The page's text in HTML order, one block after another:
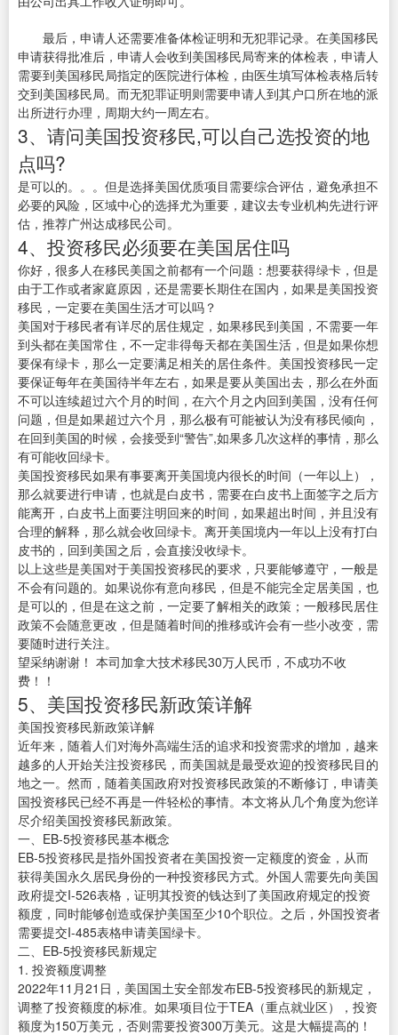
最后，申请人还需要准备体检证明和无犯罪记录。在美国移民
申请获得批准后，申请人会收到美国移民局寄来的体检表，申请人
需要到美国移民局指定的医院进行体检，由医生填写体检表格后转
交到美国移民局。而无犯罪证明则需要申请人到其户口所在地的派
出所进行办理，周期大约一周左右。
3、请问美国投资移民,可以自己选投资的地
点吗?
是可以的。。。但是选择美国优质项目需要综合评估，避免承担不
必要的风险，区域中心的选择尤为重要，建议去专业机构先进行评
估，推荐广州达成移民公司。
4、投资移民必须要在美国居住吗
你好，很多人在移民美国之前都有一个问题：想要获得绿卡，但是
由于工作或者家庭原因，还是需要长期住在国内，如果是美国投资
移民，一定要在美国生活才可以吗？
美国对于移民者有详尽的居住规定，如果移民到美国，不需要一年
到头都在美国常住，不一定非得每天都在美国生活，但是如果你想
要保有绿卡，那么一定要满足相关的居住条件。美国投资移民一定
要保证每年在美国待半年左右，如果是要从美国出去，那么在外面
不可以连续超过六个月的时间，在六个月之内回到美国，没有任何
问题，但是如果超过六个月，那么极有可能被认为没有移民倾向，
在回到美国的时候，会接受到“警告”,如果多几次这样的事情，那么
有可能收回绿卡。
美国投资移民如果有事要离开美国境内很长的时间（一年以上），
那么就要进行申请，也就是白皮书，需要在白皮书上面签字之后方
能离开，白皮书上面要注明回来的时间，如果超出时间，并且没有
合理的解释，那么就会收回绿卡。离开美国境内一年以上没有打白
皮书的，回到美国之后，会直接没收绿卡。
以上这些是美国对于美国投资移民的要求，只要能够遵守，一般是
不会有问题的。如果说你有意向移民，但是不能完全定居美国，也
是可以的，但是在这之前，一定要了解相关的政策；一般移民居住
政策不会随意更改，但是随着时间的推移或许会有一些小改变，需
要随时进行关注。
望采纳谢谢！ 本司加拿大技术移民30万人民币，不成功不收
费！！
5、美国投资移民新政策详解
美国投资移民新政策详解
近年来，随着人们对海外高端生活的追求和投资需求的增加，越来
越多的人开始关注投资移民，而美国就是最受欢迎的投资移民目的
地之一。然而，随着美国政府对投资移民政策的不断修订，申请美
国投资移民已经不再是一件轻松的事情。本文将从几个角度为您详
尽介绍美国投资移民新政策。
一、EB-5投资移民基本概念
EB-5投资移民是指外国投资者在美国投资一定额度的资金，从而
获得美国永久居民身份的一种投资移民方式。外国人需要先向美国
政府提交I-526表格，证明其投资的钱达到了美国政府规定的投资
额度，同时能够创造或保护美国至少10个职位。之后，外国投资者
需要提交I-485表格申请美国绿卡。
二、EB-5投资移民新规定
1. 投资额度调整
2022年11月21日，美国国土安全部发布EB-5投资移民的新规定，
调整了投资额度的标准。如果项目位于TEA（重点就业区），投资
额度为150万美元，否则需要投资300万美元。这是大幅提高的！